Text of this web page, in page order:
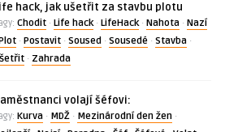
hack, jak ušetřit za stavbu plotu
Chodit· Life hack· LifeHack· Nahota· Nazí
· Postavit· Soused · Sousedé· Stavba·
· Zahrada
volají šéfovi:
Kurva· MDŽ· Mezinárodní den žen·